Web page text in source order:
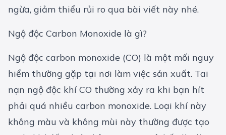
ngừa, giảm thiểu rủi ro qua bài viết này nhé.
Ngộ độc Carbon Monoxide là gì?
Ngộ độc carbon monoxide (CO) là một mối nguy
hiểm thường gặp tại nơi làm việc sản xuất. Tai
nạn ngộ độc khí CO thường xảy ra khi bạn hít
phải quá nhiều carbon monoxide. Loại khí này
không màu và không mùi này thường được tạo